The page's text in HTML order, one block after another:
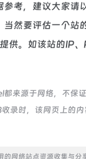
参考，建议大家请
当然要评估一个站
供。如该站的IP、
都来源于网络，不保
录时，该网页上的
网络站点资源收集与分